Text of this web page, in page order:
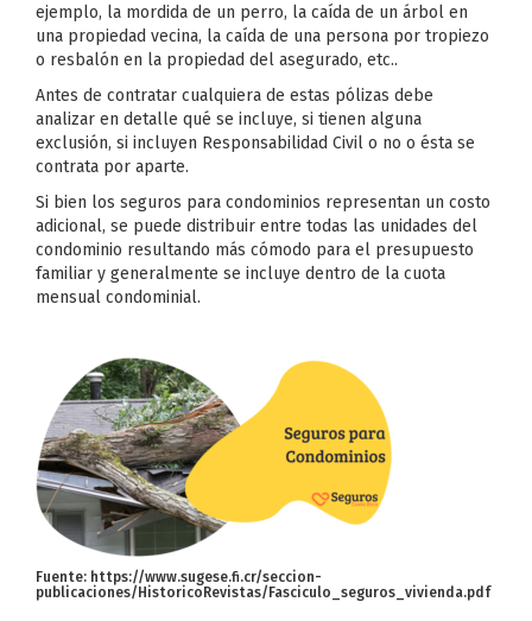
ejemplo, la mordida de un perro, la caída de un árbol en
una propiedad vecina, la caída de una persona por tropiezo
o resbalón en la propiedad del asegurado, etc..
Antes de contratar cualquiera de estas pólizas debe
analizar en detalle qué se incluye, si tienen alguna
exclusión, si incluyen Responsabilidad Civil o no o ésta se
contrata por aparte.
Si bien los seguros para condominios representan un costo
adicional, se puede distribuir entre todas las unidades del
condominio resultando más cómodo para el presupuesto
familiar y generalmente se incluye dentro de la cuota
mensual condominial.
Fuente: https://www.sugese.fi.cr/seccion-
publicaciones/HistoricoRevistas/Fasciculo_seguros_vivienda.pdf